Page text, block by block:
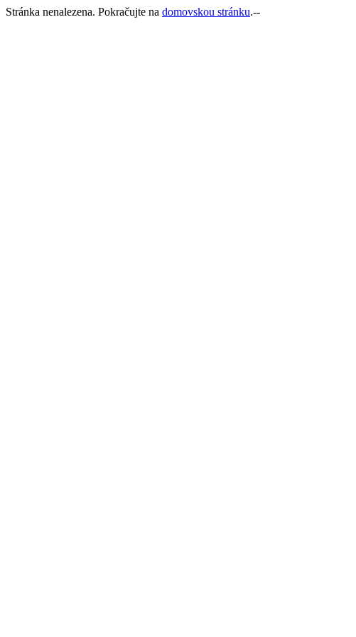
Stránka nenalezena. Pokračujte na domovskou stránku.--